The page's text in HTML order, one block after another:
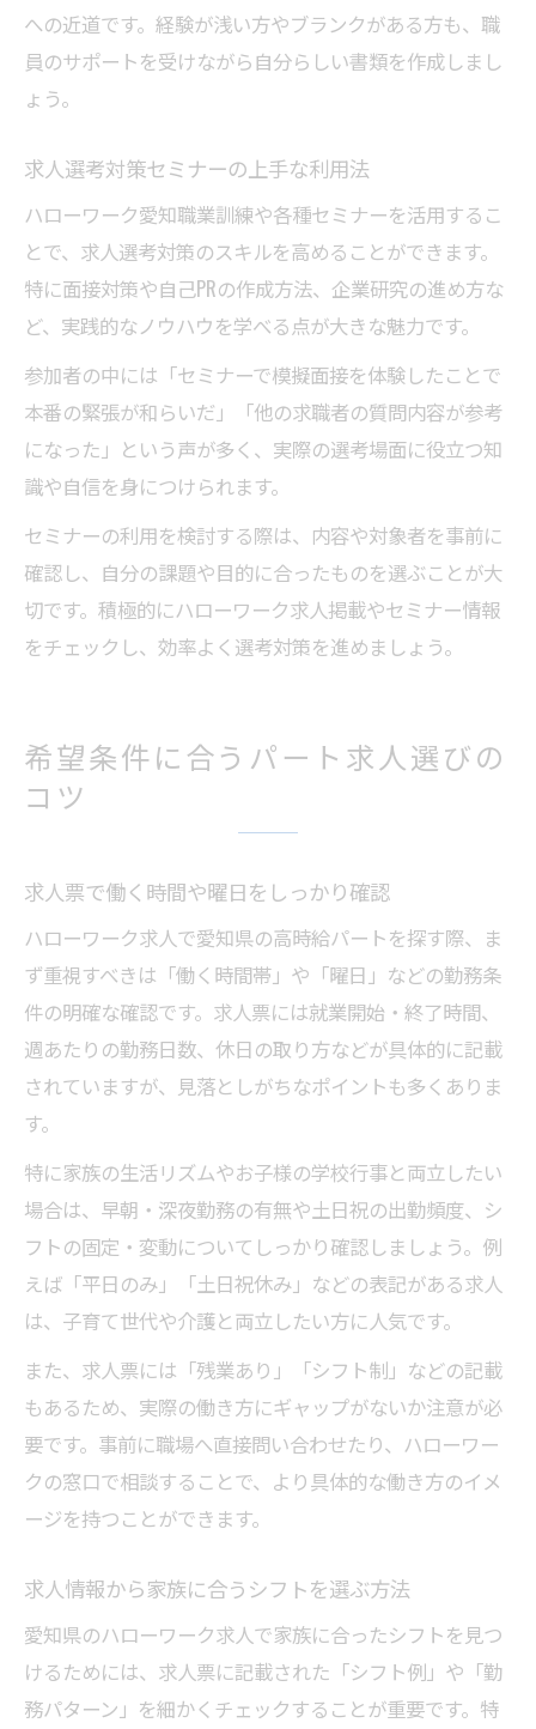
への近道です。経験が浅い方やブランクがある方も、職
員のサポートを受けながら自分らしい書類を作成しまし
ょう。
求人選考対策セミナーの上手な利用法
ハローワーク愛知職業訓練や各種セミナーを活用するこ
とで、求人選考対策のスキルを高めることができます。
特に面接対策や自己PRの作成方法、企業研究の進め方な
ど、実践的なノウハウを学べる点が大きな魅力です。
参加者の中には「セミナーで模擬面接を体験したことで
本番の緊張が和らいだ」「他の求職者の質問内容が参考
になった」という声が多く、実際の選考場面に役立つ知
識や自信を身につけられます。
セミナーの利用を検討する際は、内容や対象者を事前に
確認し、自分の課題や目的に合ったものを選ぶことが大
切です。積極的にハローワーク求人掲載やセミナー情報
をチェックし、効率よく選考対策を進めましょう。
希望条件に合うパート求人選びの
コツ
求人票で働く時間や曜日をしっかり確認
ハローワーク求人で愛知県の高時給パートを探す際、ま
ず重視すべきは「働く時間帯」や「曜日」などの勤務条
件の明確な確認です。求人票には就業開始・終了時間、
週あたりの勤務日数、休日の取り方などが具体的に記載
されていますが、見落としがちなポイントも多くありま
す。
特に家族の生活リズムやお子様の学校行事と両立したい
場合は、早朝・深夜勤務の有無や土日祝の出勤頻度、シ
フトの固定・変動についてしっかり確認しましょう。例
えば「平日のみ」「土日祝休み」などの表記がある求人
は、子育て世代や介護と両立したい方に人気です。
また、求人票には「残業あり」「シフト制」などの記載
もあるため、実際の働き方にギャップがないか注意が必
要です。事前に職場へ直接問い合わせたり、ハローワー
クの窓口で相談することで、より具体的な働き方のイメ
ージを持つことができます。
求人情報から家族に合うシフトを選ぶ方法
愛知県のハローワーク求人で家族に合ったシフトを見つ
けるためには、求人票に記載された「シフト例」や「勤
務パターン」を細かくチェックすることが重要です。特